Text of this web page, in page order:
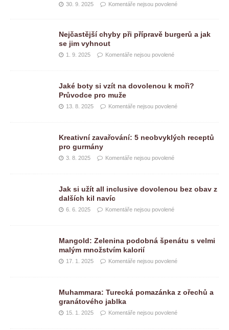
30. 9. 2025 Komentáře nejsou povolené
Nejčastější chyby při přípravě burgerů a jak
se jim vyhnout
1. 9. 2025 Komentáře nejsou povolené
Jaké boty si vzít na dovolenou k moři?
Průvodce pro muže
13. 8. 2025 Komentáře nejsou povolené
Kreativní zavařování: 5 neobvyklých receptů
pro gurmány
3. 8. 2025 Komentáře nejsou povolené
Jak si užít all inclusive dovolenou bez obav z
dalších kil navíc
6. 6. 2025 Komentáře nejsou povolené
Mangold: Zelenina podobná špenátu s velmi
malým množstvím kalorií
17. 1. 2025 Komentáře nejsou povolené
Muhammara: Turecká pomazánka z ořechů a
granátového jablka
15. 1. 2025 Komentáře nejsou povolené